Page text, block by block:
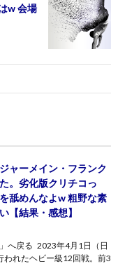
w 会場
ャーメイン・フランク
。劣化版クリチコっ
舐めんなよw 粗野な素
【結果・感想】
へ戻る 2023年4月1日（日
われたヘビー級12回戦。前3